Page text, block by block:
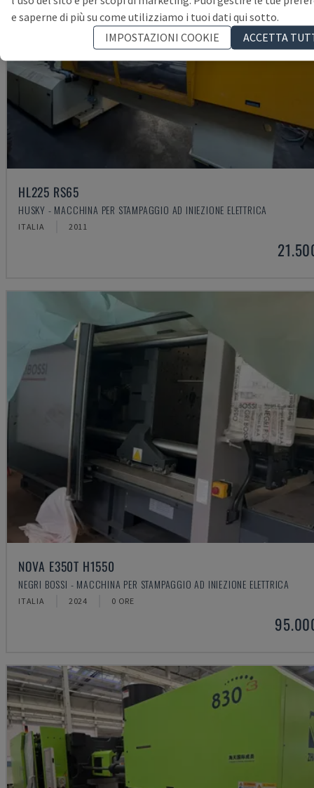
HL225 RS65
HUSKY - MACCHINA PER STAMPAGGIO AD INIEZIONE ELETTRICA
ITALIA 2011
NOVA E350T H1550
NEGRI BOSSI - MACCHINA PER STAMPAGGIO AD INIEZIONE ELETTRICA
ITALIA 2024 0 ORE
e saperne di più su come utilizziamo i tuoi dati qui sotto.
IMPOSTAZIONI COOKIE
ACCETTA